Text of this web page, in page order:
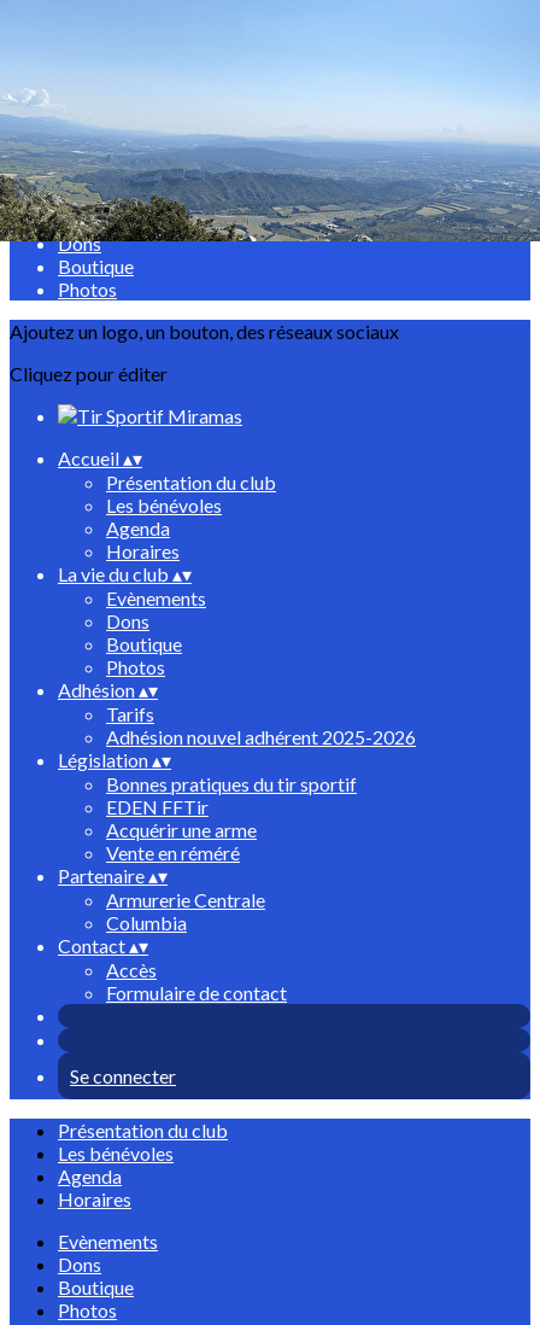
Menu
<
>
Evènements
Dons
Boutique
Photos
Ajoutez un logo, un bouton, des réseaux sociaux
Cliquez pour éditer
Accueil▴▾
Présentation du club
Les bénévoles
Agenda
Horaires
La vie du club ▴▾
Evènements
Dons
Boutique
Photos
Adhésion▴▾
Tarifs
Adhésion nouvel adhérent 2025-2026
Législation▴▾
Bonnes pratiques du tir sportif
EDEN FFTir
Acquérir une arme
Vente en réméré
Partenaire▴▾
Armurerie Centrale
Columbia
Contact▴▾
Accès
Formulaire de contact
Se connecter
Présentation du club
Les bénévoles
Agenda
Horaires
Evènements
Dons
Boutique
Photos